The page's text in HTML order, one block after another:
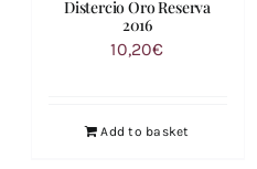
Distercio Oro Reserva
2016
10,20€
Add to basket